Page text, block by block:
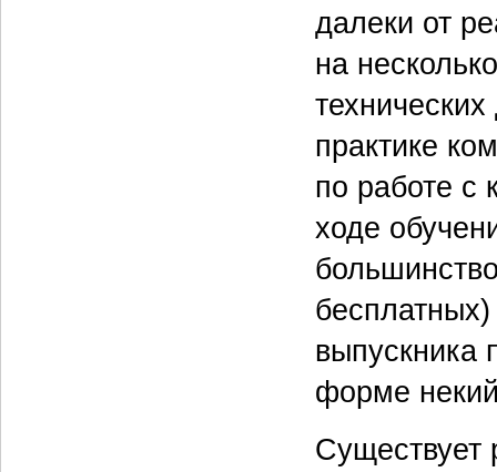
далеки от
на
практике
по работе с
ходе
выпускника
форме
Существует